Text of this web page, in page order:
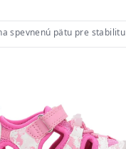
spevnenú pätu pre stabilitu